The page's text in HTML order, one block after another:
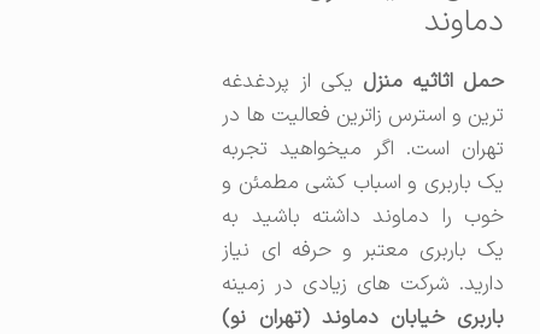
دماوند
حمل اثاثیه منزلیکی از پردغدغه
ترین و استرس زاترین فعالیت ها در
تهران است. اگر میخواهید تجربه
یک باربری و اسباب کشی مطمئن و
خوب را دماوند داشته باشید به
یک باربری معتبر و حرفه ای نیاز
دارید. شرکت های زیادی در زمینه
باربری خیابان دماوند (تهران نو)